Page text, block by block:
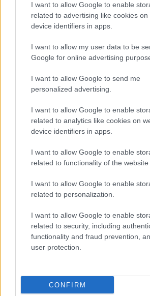
I want to allow Google to enable
related to advertising like cookies on
device identifiers in apps.
I want to allow my user data to be
Google for online advertising
I want to allow Google to send me
personalized advertising.
I want to allow Google to enable
related to analytics like cookies on
device identifiers in apps.
I want to allow Google to enable
related to functionality of the website
I want to allow Google to enable
related to personalization.
I want to allow Google to enable
related to security, including
functionality and fraud prevention,
user protection.
CONFIRM
Πάνω από τον κόλπο υπάρχουν